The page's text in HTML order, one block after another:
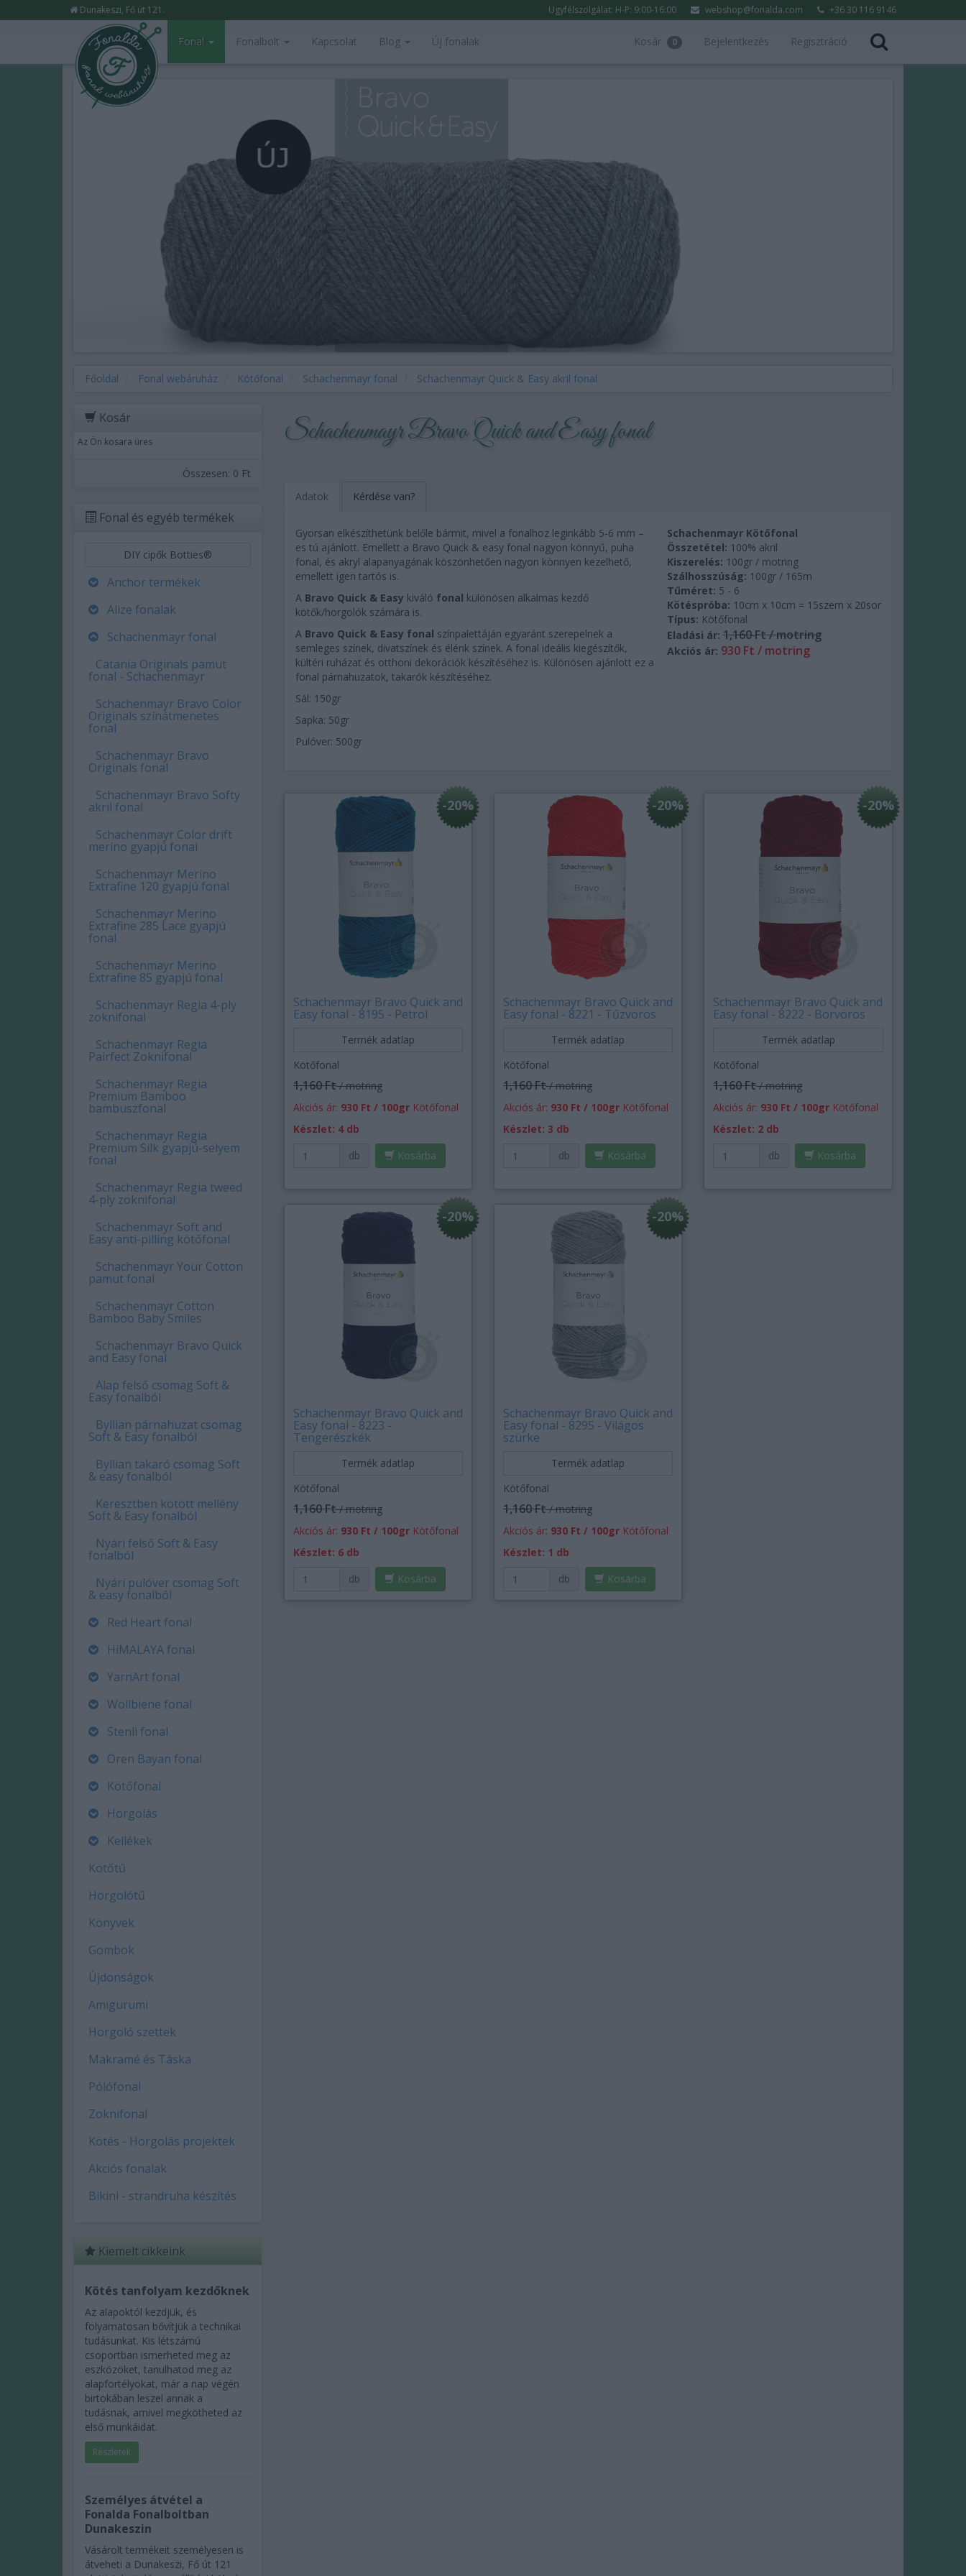
Dunakeszi, Fő út 121. +36 30 116 9146
webshop@fonalda.com
Ügyfélszolgálat: H-P: 9:00-16:00
Fonal Fonalbolt Kapcsolat Blog Új fonalak Kosár 0 Bejelentkezés Regisztráció
Főoldal Fonal webáruház Kötőfonal Schachenmayr fonal Schachenmayr Quick & Easy akril fonal
Kosár
Az Ön kosara üres
Összesen: 0 Ft
Fonal és egyéb termékek
DIY cipők Botties®
Anchor termékek
Alize fonalak
Schachenmayr fonal
Catania Originals pamut
fonal - Schachenmayr
Schachenmayr Bravo Color
Originals színátmenetes
fonal
Schachenmayr Bravo
Originals fonal
Schachenmayr Bravo Softy
akril fonal
Schachenmayr Color drift
merino gyapjú fonal
Schachenmayr Merino
Extrafine 120 gyapjú fonal
Schachenmayr Merino
Extrafine 285 Lace gyapjú
fonal
Schachenmayr Merino
Extrafine 85 gyapjú fonal
Schachenmayr Regia 4-ply
zoknifonal
Schachenmayr Regia
Pairfect Zoknifonal
Schachenmayr Regia
Premium Bamboo
bambuszfonal
Schachenmayr Regia
Premium Silk gyapjú-selyem
fonal
Schachenmayr Regia tweed
4-ply zoknifonal
Schachenmayr Soft and
Easy anti-pilling kötőfonal
Schachenmayr Your Cotton
pamut fonal
Schachenmayr Cotton
Bamboo Baby Smiles
Schachenmayr Bravo Quick
and Easy fonal
Alap felső csomag Soft &
Easy fonalból
Byllian párnahuzat csomag
Soft & Easy fonalból
Byllian takaró csomag Soft
& easy fonalból
Keresztben kötött mellény
Soft & Easy fonalból
Nyári felső Soft & Easy
fonalból
Nyári pulóver csomag Soft
& easy fonalból
Red Heart fonal
HiMALAYA fonal
YarnArt fonal
Wollbiene fonal
Stenli fonal
Ören Bayan fonal
Kötőfonal
Horgolás
Kellékek
Kötőtű
Horgolótű
Könyvek
Gombok
Újdonságok
Amigurumi
Horgoló szettek
Makramé és Táska
Pólófonal
Zoknifonal
Kötés - Horgolás projektek
Akciós fonalak
Bikini - strandruha készítés
Kiemelt cikkeink
Kötés tanfolyam kezdőknek
Az alapoktól kezdjük, és
folyamatosan bővítjük a technikai
tudásunkat. Kis létszámú
csoportban ismerheted meg az
eszközöket, tanulhatod meg az
alapfortélyokat, már a nap végén
birtokában leszel annak a
tudásnak, amivel megkötheted az
első munkáidat.
Részletek
Személyes átvétel a
Fonalda Fonalboltban
Dunakeszin
Vásárolt termékeit személyesen is
átveheti a Dunakeszi, Fő út 121
Schachenmayr Bravo Quick and Easy fonal
Adatok Kérdése van?
Schachenmayr Kötőfonal
Összetétel: 100% akril
Kiszerelés: 100gr / motring
Szálhosszúság: 100gr / 165m
Tűméret: 5 - 6
Kötéspróba: 10cm x 10cm = 15szem x 20sor
Típus: Kötőfonal
Eladási ár: 1,160Ft / motring
Akciós ár: 930 Ft / motring
Gyorsan elkészíthetünk belőle bármit, mivel a fonalhoz leginkább 5-6 mm –
es tú ajánlott. Emellett a Bravo Quick & easy fonal nagyon könnyű, puha
fonal, és akryl alapanyagának köszönhetően nagyon könnyen kezelhető,
emellett igen tartós is.
A Bravo Quick & Easy kiváló fonal különösen alkalmas kezdő
kötők/horgolók számára is.
A Bravo Quick & Easy fonal színpalettáján egyaránt szerepelnek a
semleges színek, divatszínek és élénk színek. A fonal ideális kiegészítők,
kültéri ruházat és otthoni dekorációk készítéséhez is. Különösen ajánlott ez a
fonal párnahuzatok, takarók készítéséhez.
Sál: 150gr
Sapka: 50gr
Pulóver: 500gr
-20%
Schachenmayr Bravo Quick and
Easy fonal - 8195 - Petrol
Termék adatlap
Kötőfonal
1,160 Ft/ motring
Akciós ár: 930 Ft / 100grKötőfonal
Készlet: 4 db
db
Kosárba
-20%
Schachenmayr Bravo Quick and
Easy fonal - 8221 - Tűzvörös
Termék adatlap
Kötőfonal
1,160 Ft/ motring
Akciós ár: 930 Ft / 100grKötőfonal
Készlet: 3 db
db
Kosárba
-20%
Schachenmayr Bravo Quick and
Easy fonal - 8222 - Borvörös
Termék adatlap
Kötőfonal
1,160 Ft/ motring
Akciós ár: 930 Ft / 100gr Kötőfonal
Készlet: 2 db
db
Kosárba
-20%
Schachenmayr Bravo Quick and
Easy fonal - 8223 -
Tengerészkék
Termék adatlap
Kötőfonal
1,160 Ft/ motring
Akciós ár: 930 Ft / 100grKötőfonal
Készlet: 6 db
db
Kosárba
-20%
Schachenmayr Bravo Quick and
Easy fonal - 8295 - Világos
szürke
Termék adatlap
Kötőfonal
1,160 Ft/ motring
Akciós ár: 930 Ft / 100grKötőfonal
Készlet: 1 db
db
Kosárba